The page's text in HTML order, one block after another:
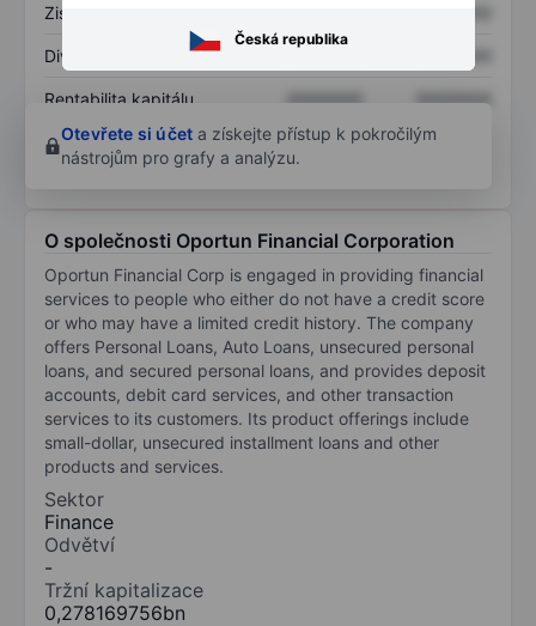
Česká republika
Zisk na akcii
Dividenda na akcii
Rentabilita kapitálu XXXXXXX
XXXXXXX
Otevřete si účet a získejte přístup k pokročilým
nástrojům pro grafy a analýzu.
O společnosti Oportun Financial Corporation
Oportun Financial Corp is engaged in providing financial
services to people who either do not have a credit score
or who may have a limited credit history. The company
offers Personal Loans, Auto Loans, unsecured personal
loans, and secured personal loans, and provides deposit
accounts, debit card services, and other transaction
services to its customers. Its product offerings include
small-dollar, unsecured installment loans and other
products and services.
Sektor
Finance
Odvětví
-
Tržní kapitalizace
0,278169756bn